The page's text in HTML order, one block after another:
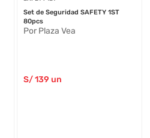
Set de Seguridad SAFETY 1ST
80pcs
Por Plaza Vea
S/139 un